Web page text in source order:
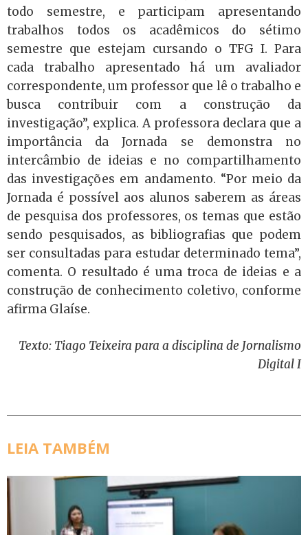
todo semestre, e participam apresentando
trabalhos todos os acadêmicos do sétimo
semestre que estejam cursando o TFG I. Para
cada trabalho apresentado há um avaliador
correspondente, um professor que lê o trabalho e
busca contribuir com a construção da
investigação”, explica. A professora declara que a
importância da Jornada se demonstra no
intercâmbio de ideias e no compartilhamento
das investigações em andamento. “Por meio da
Jornada é possível aos alunos saberem as áreas
de pesquisa dos professores, os temas que estão
sendo pesquisados, as bibliografias que podem
ser consultadas para estudar determinado tema”,
comenta. O resultado é uma troca de ideias e a
construção de conhecimento coletivo, conforme
afirma Glaíse.
Texto: Tiago Teixeira para a disciplina de Jornalismo
Digital I
LEIA TAMBÉM